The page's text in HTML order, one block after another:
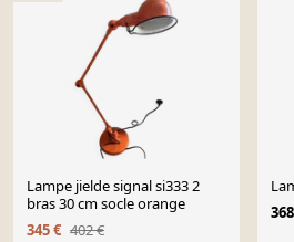
Lampe jielde signal si333 2
bras 30 cm socle orange
345 € 402 €